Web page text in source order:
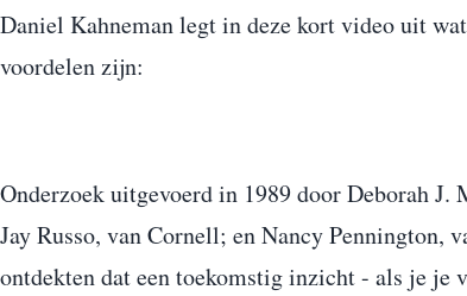
Daniel Kahneman legt in deze kort video uit
voordelen zijn:
Onderzoek uitgevoerd in 1989 door Deborah
Jay Russo, van Cornell; en Nancy Pennington,
ontdekten dat een toekomstig inzicht - als je je